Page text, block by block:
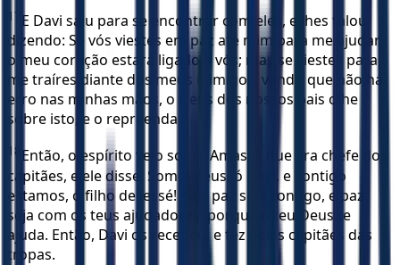
17 E Davi saiu para se encontrar com eles, e lhes falou,
dizendo: Se vós viestes em paz até mim para me ajudar,
o meu coração estará ligado a vós; mas se viestes para
me traíres diante dos meus inimigos, vendo que não há
erro nas minhas mãos, o Deus dos nossos pais olhe
sobre isto, e o repreenda.
18 Então, o espírito veio sobre Amasai, que era chefe dos
capitães, e ele disse: Somos teus, ó Davi, e contigo
estamos, ó filho de Jessé! Paz, paz seja contigo, e paz
seja com os teus ajudadores; porque o teu Deus te
ajuda. Então, Davi os recebeu, e fez deles capitães das
tropas.